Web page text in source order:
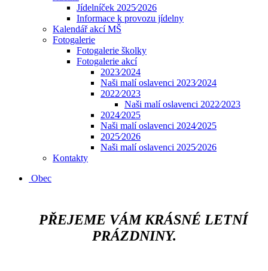
Jídelníček 2025⁄2026
Informace k provozu jídelny
Kalendář akcí MŠ
Fotogalerie
Fotogalerie školky
Fotogalerie akcí
2023⁄2024
Naši malí oslavenci 2023⁄2024
2022⁄2023
Naši malí oslavenci 2022⁄2023
2024⁄2025
Naši malí oslavenci 2024⁄2025
2025⁄2026
Naši malí oslavenci 2025⁄2026
Kontakty
Obec
PŘEJEME VÁM KRÁSNÉ LETNÍ
PRÁZDNINY.